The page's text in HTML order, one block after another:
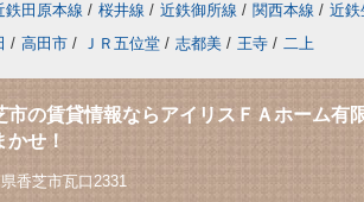
鉄田原本線 / 桜井線 / 近鉄御所線 / 関西本線 / 近鉄
/ 高田市 / ＪＲ五位堂 / 志都美 / 王寺 / 二上
市の賃貸情報ならアイリスＦＡホーム有
かせ！
香芝市瓦口2331